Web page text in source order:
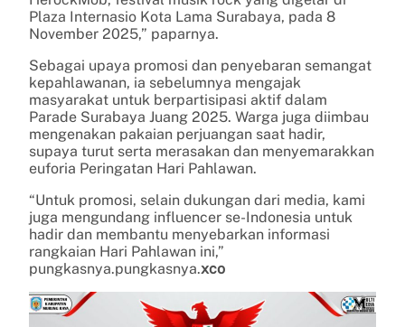
Plaza Internasio Kota Lama Surabaya, pada 8
November 2025,” paparnya.
Sebagai upaya promosi dan penyebaran semangat
kepahlawanan, ia sebelumnya mengajak
masyarakat untuk berpartisipasi aktif dalam
Parade Surabaya Juang 2025. Warga juga diimbau
mengenakan pakaian perjuangan saat hadir,
supaya turut serta merasakan dan menyemarakkan
euforia Peringatan Hari Pahlawan.
“Untuk promosi, selain dukungan dari media, kami
juga mengundang influencer se-Indonesia untuk
hadir dan membantu menyebarkan informasi
rangkaian Hari Pahlawan ini,”
pungkasnya.pungkasnya.xco